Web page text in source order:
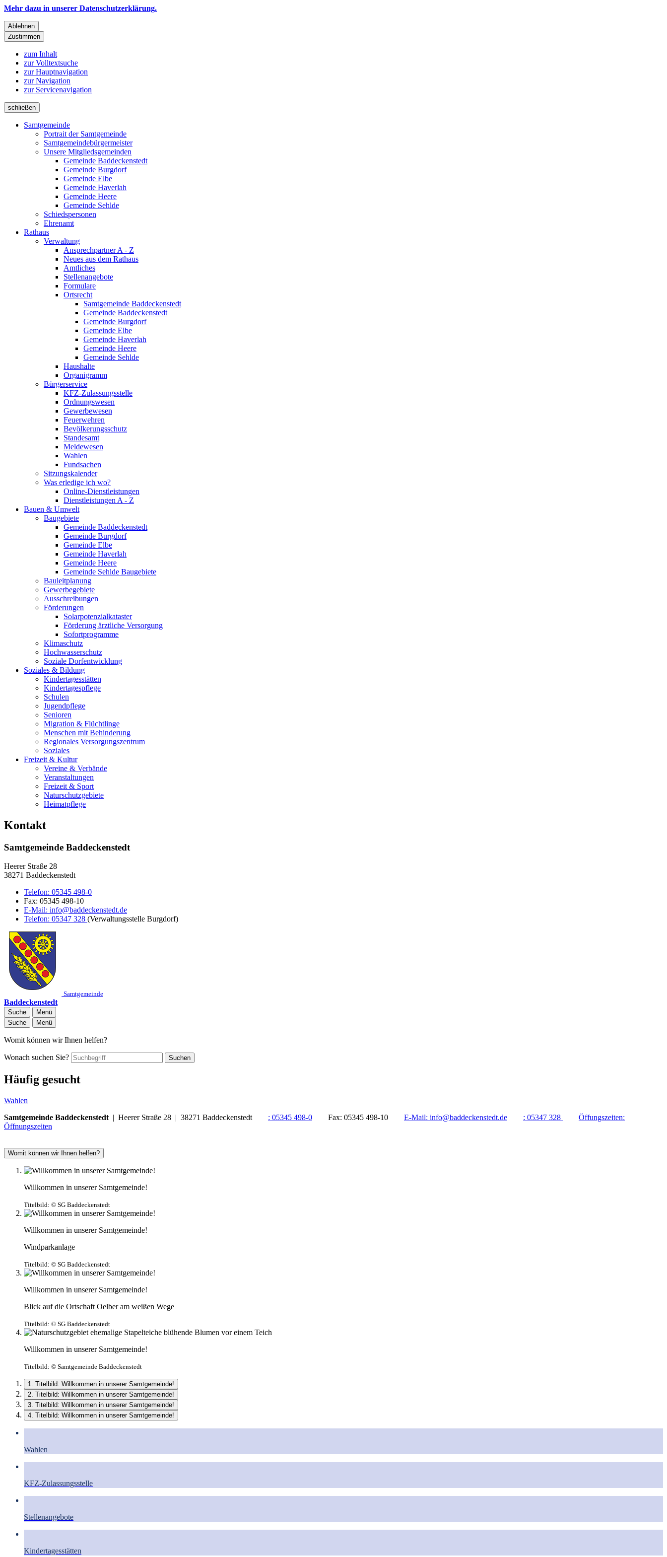
Mehr dazu in unserer Datenschutzerklärung.
Ablehnen
Zustimmen
zum Inhalt
zur Volltextsuche
zur Hauptnavigation
zur Navigation
zur Servicenavigation
schließen
Samtgemeinde
Portrait der Samtgemeinde
Samtgemeindebürgermeister
Unsere Mitgliedsgemeinden
Gemeinde Baddeckenstedt
Gemeinde Burgdorf
Gemeinde Elbe
Gemeinde Haverlah
Gemeinde Heere
Gemeinde Sehlde
Schiedspersonen
Ehrenamt
Rathaus
Verwaltung
Ansprechpartner A - Z
Neues aus dem Rathaus
Amtliches
Stellenangebote
Formulare
Ortsrecht
Samtgemeinde Baddeckenstedt
Gemeinde Baddeckenstedt
Gemeinde Burgdorf
Gemeinde Elbe
Gemeinde Haverlah
Gemeinde Heere
Gemeinde Sehlde
Haushalte
Organigramm
Bürgerservice
KFZ-Zulassungsstelle
Ordnungswesen
Gewerbewesen
Feuerwehren
Bevölkerungsschutz
Standesamt
Meldewesen
Wahlen
Fundsachen
Sitzungskalender
Was erledige ich wo?
Online-Dienstleistungen
Dienstleistungen A - Z
Bauen & Umwelt
Baugebiete
Gemeinde Baddeckenstedt
Gemeinde Burgdorf
Gemeinde Elbe
Gemeinde Haverlah
Gemeinde Heere
Gemeinde Sehlde Baugebiete
Bauleitplanung
Gewerbegebiete
Ausschreibungen
Förderungen
Solarpotenzialkataster
Förderung ärztliche Versorgung
Sofortprogramme
Klimaschutz
Hochwasserschutz
Soziale Dorfentwicklung
Soziales & Bildung
Kindertagesstätten
Kindertagespflege
Schulen
Jugendpflege
Senioren
Migration & Flüchtlinge
Menschen mit Behinderung
Regionales Versorgungszentrum
Soziales
Freizeit & Kultur
Vereine & Verbände
Veranstaltungen
Freizeit & Sport
Naturschutzgebiete
Heimatpflege
Kontakt
Samtgemeinde Baddeckenstedt
Heerer Straße 28
38271 Baddeckenstedt
Telefon: 05345 498-0
Fax: 05345 498-10
E-Mail: info@baddeckenstedt.de
Telefon: 05347 328 (Verwaltungsstelle Burgdorf)
Samtgemeinde
Baddeckenstedt
Suche
Menü
Suche
Menü
Womit können wir Ihnen helfen?
Wonach suchen Sie? Suchen
Häufig gesucht
Wahlen
Samtgemeinde Baddeckenstedt | Heerer Straße 28 | 38271 Baddeckenstedt : 05345 498-0 Fax: 05345 498-10 E-Mail: info@baddeckenstedt.de : 05347 328
Öffungszeiten:
Öffnungszeiten
Womit können wir Ihnen helfen?
Willkommen in unserer Samtgemeinde!
Titelbild: © SG Baddeckenstedt
Willkommen in unserer Samtgemeinde!
Windparkanlage
Titelbild: © SG Baddeckenstedt
Willkommen in unserer Samtgemeinde!
Blick auf die Ortschaft Oelber am weißen Wege
Titelbild: © SG Baddeckenstedt
Willkommen in unserer Samtgemeinde!
Titelbild: © Samtgemeinde Baddeckenstedt
1. Titelbild: Willkommen in unserer Samtgemeinde!
2. Titelbild: Willkommen in unserer Samtgemeinde!
3. Titelbild: Willkommen in unserer Samtgemeinde!
4. Titelbild: Willkommen in unserer Samtgemeinde!
Wahlen
KFZ-Zulassungsstelle
Stellenangebote
Kindertagesstätten